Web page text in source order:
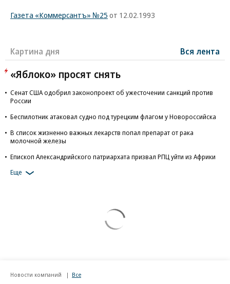
Газета «Коммерсантъ» №25 от 12.02.1993
Картина дня Вся лента
«Яблоко» просят снять
Сенат США одобрил законопроект об ужесточении санкций против
России
Беспилотник атаковал судно под турецким флагом у Новороссийска
В список жизненно важных лекарств попал препарат от рака
молочной железы
Епископ Александрийского патриархата призвал РПЦ уйти из Африки
Еще
Новости компаний Все